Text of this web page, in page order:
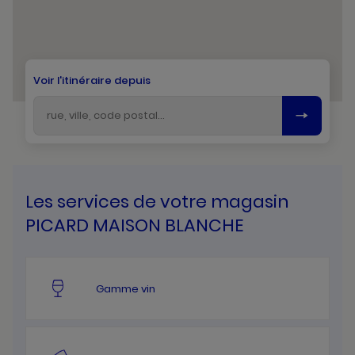
Voir l'itinéraire depuis
Les services de votre magasin
PICARD MAISON BLANCHE
Gamme vin